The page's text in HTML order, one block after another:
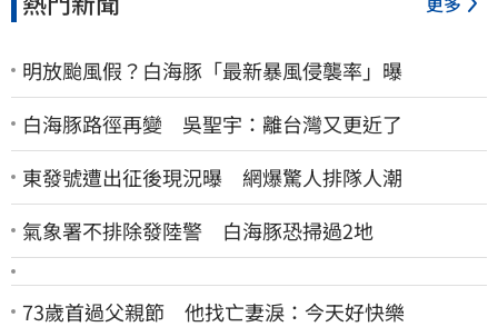
明放颱風假？白海豚「最新暴風侵襲率」曝
白海豚路徑再變 吳聖宇：離台灣又更近了
東發號遭出征後現況曝 網爆驚人排隊人潮
氣象署不排除發陸警 白海豚恐掃過2地
73歲首過父親節 他找亡妻淚：今天好快樂